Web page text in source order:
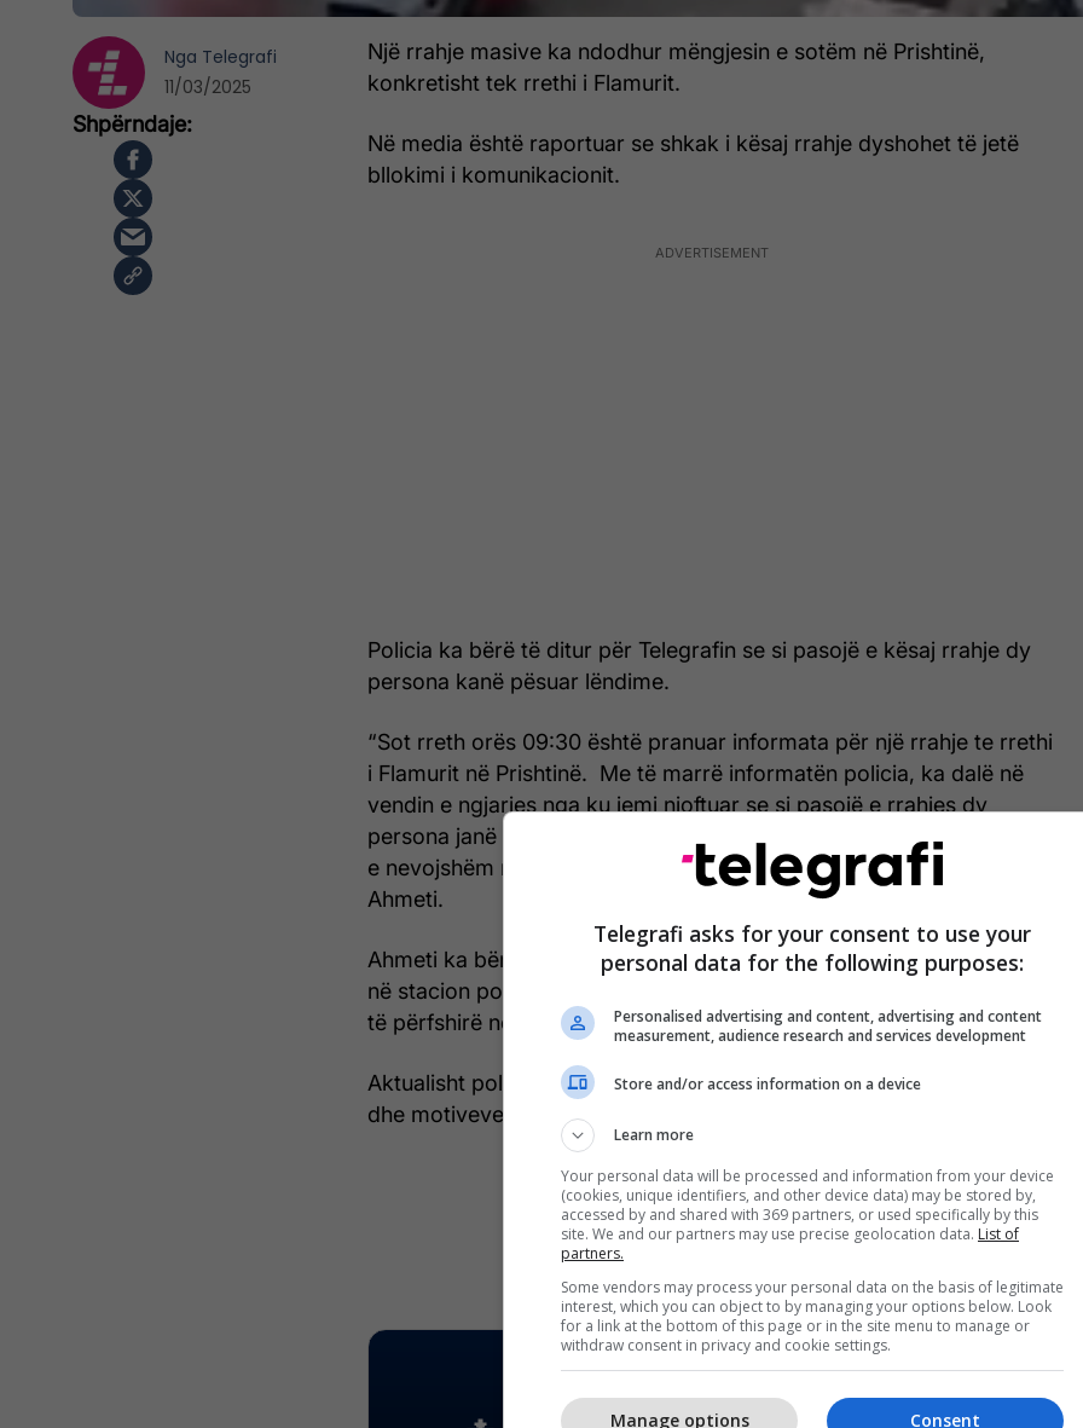
Një rrahje masive ka ndodhur mëngjesin e sotëm në Prishtinë,
konkretisht tek rrethi i Flamurit.
Në media është raportuar se shkak i kësaj rrahje dyshohet të jetë
bllokimi i komunikacionit.
Policia ka bërë të ditur për Telegrafin se si pasojë e kësaj rrahje dy
persona kanë pësuar lëndime.
“Sot rreth orës 09:30 është pranuar informata për një rrahje te rrethi
i Flamurit në Prishtinë. Me të marrë informatën policia, ka dalë në
vendin e ngjarjes nga ku jemi njoftuar se si pasojë e rrahjes dy
persona janë lënduar dhe të njëjtit menjëherë kanë pranuar trajtimin
e nevojshëm mjekësor”, ka thënë zëdhënësja e policisë Flora
Ahmeti.
Ahmeti ka bërë të ditur se lidhur me këtë rast policia ka shoqëruar
në stacion policor dy persona (njëri prej të lënduarve) , të cilët ishin
të përfshirë në rast.
Aktualisht policia po vazhdon punën për zbardhjen e rrethanave
dhe motiveve që karakterizojnë ngjarjen. /Telegrafi/
Nga Telegrafi
11/03/2025
Telegrafi asks for your consent to use your
personal data for the following purposes:
Personalised advertising and content, advertising and content
measurement, audience research and services development
Store and/or access information on a device
Learn more
Your personal data will be processed and information from your device
(cookies, unique identifiers, and other device data) may be stored by,
accessed by and shared with 369 partners, or used specifically by this
site. We and our partners may use precise geolocation data. List of
partners.
Some vendors may process your personal data on the basis of legitimate
interest, which you can object to by managing your options below. Look
for a link at the bottom of this page or in the site menu to manage or
withdraw consent in privacy and cookie settings.
Consent
Manage options